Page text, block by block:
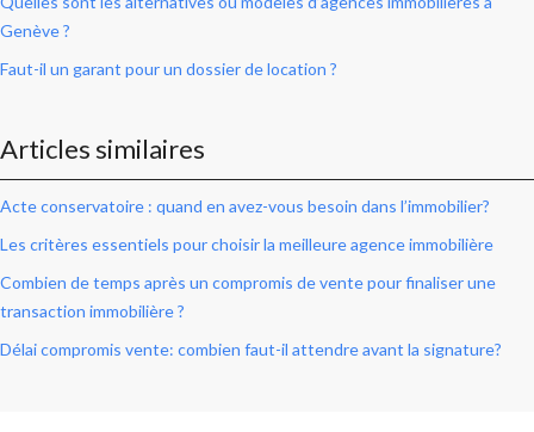
Genève ?
Faut-il un garant pour un dossier de location ?
Articles similaires
Acte conservatoire : quand en avez-vous besoin dans l’immobilier?
Les critères essentiels pour choisir la meilleure agence immobilière
Combien de temps après un compromis de vente pour finaliser une
transaction immobilière ?
Délai compromis vente: combien faut-il attendre avant la signature?